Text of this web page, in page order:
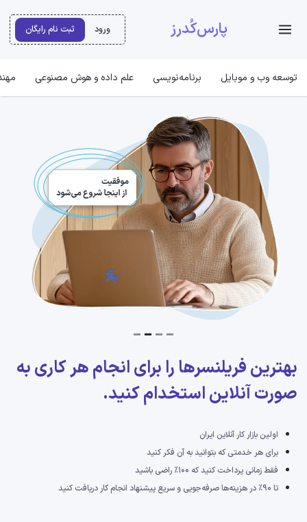
پارس‌کُدرز ورود ثبت نام رایگان
توسعه وب و موبایل برنامه‌نویسی علم داده و هوش مصنوعی
بهترین فریلنسرها را برای انجام هر کاریبه
صورت آنلاین استخدام کنید.
اولین بازار کار آنلاین ایران
برای هر خدمتی که بتوانید به آن فکر کنید
فقط زمانی پرداخت کنید که ۱۰۰٪ راضی باشید
تا ۹۰٪ در هزینه‌ها صرفه‌جویی و سریع پیشنهاد انجام کار دریافت کنید